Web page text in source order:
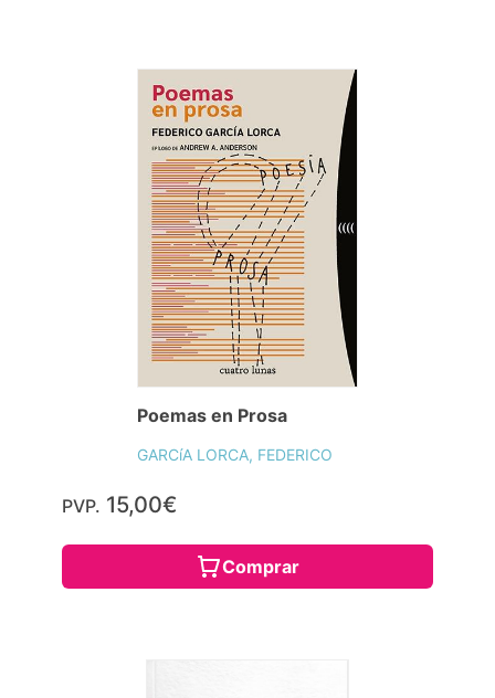
Poemas en Prosa
GARCíA LORCA, FEDERICO
PVP. 15,00€
Comprar